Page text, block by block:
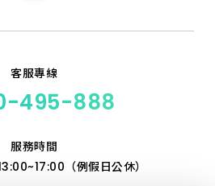
客服專線
495-888
服務時間
（例假日公休）